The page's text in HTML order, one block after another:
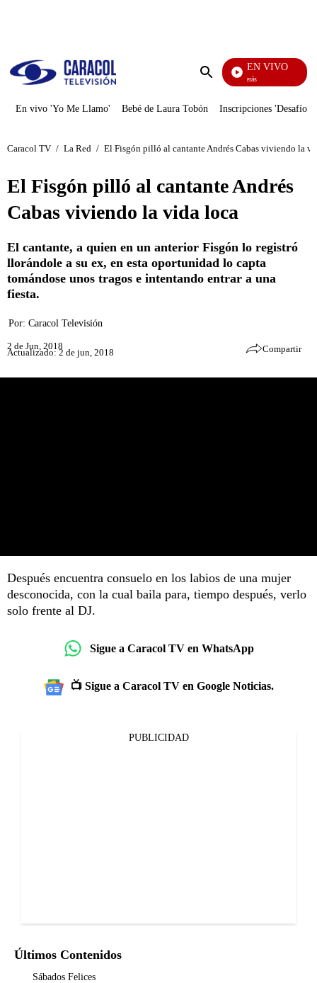
Enviar
EN VIVO
También Caerás
En vivo 'Yo Me Llamo' Bebé de Laura Tobón Inscripciones 'Desafío'
Caracol TV / La Red / El Fisgón pilló al cantante Andrés Cabas viviendo la
El Fisgón pilló al cantante Andrés
Cabas viviendo la vida loca
El cantante, a quien en un anterior Fisgón lo registró
llorándole a su ex, en esta oportunidad lo capta
tomándose unos tragos e intentando entrar a una
fiesta.
Por: Caracol Televisión
2 de Jun, 2018
Actualizado: 2 de jun, 2018 Compartir
Después encuentra consuelo en los labios de una mujer
desconocida, con la cual baila para, tiempo después, verlo
solo frente al DJ.
Sigue a Caracol TV en WhatsApp
📺 Sigue a Caracol TV en Google Noticias.
PUBLICIDAD
Últimos Contenidos
Sábados Felices